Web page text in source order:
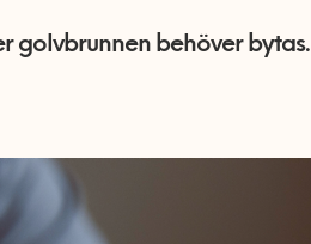
golvbrunnen behöver bytas.